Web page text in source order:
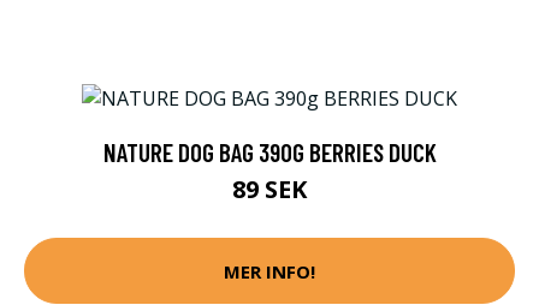
NATURE DOG BAG 390G BERRIES DUCK
89 SEK
MER INFO!